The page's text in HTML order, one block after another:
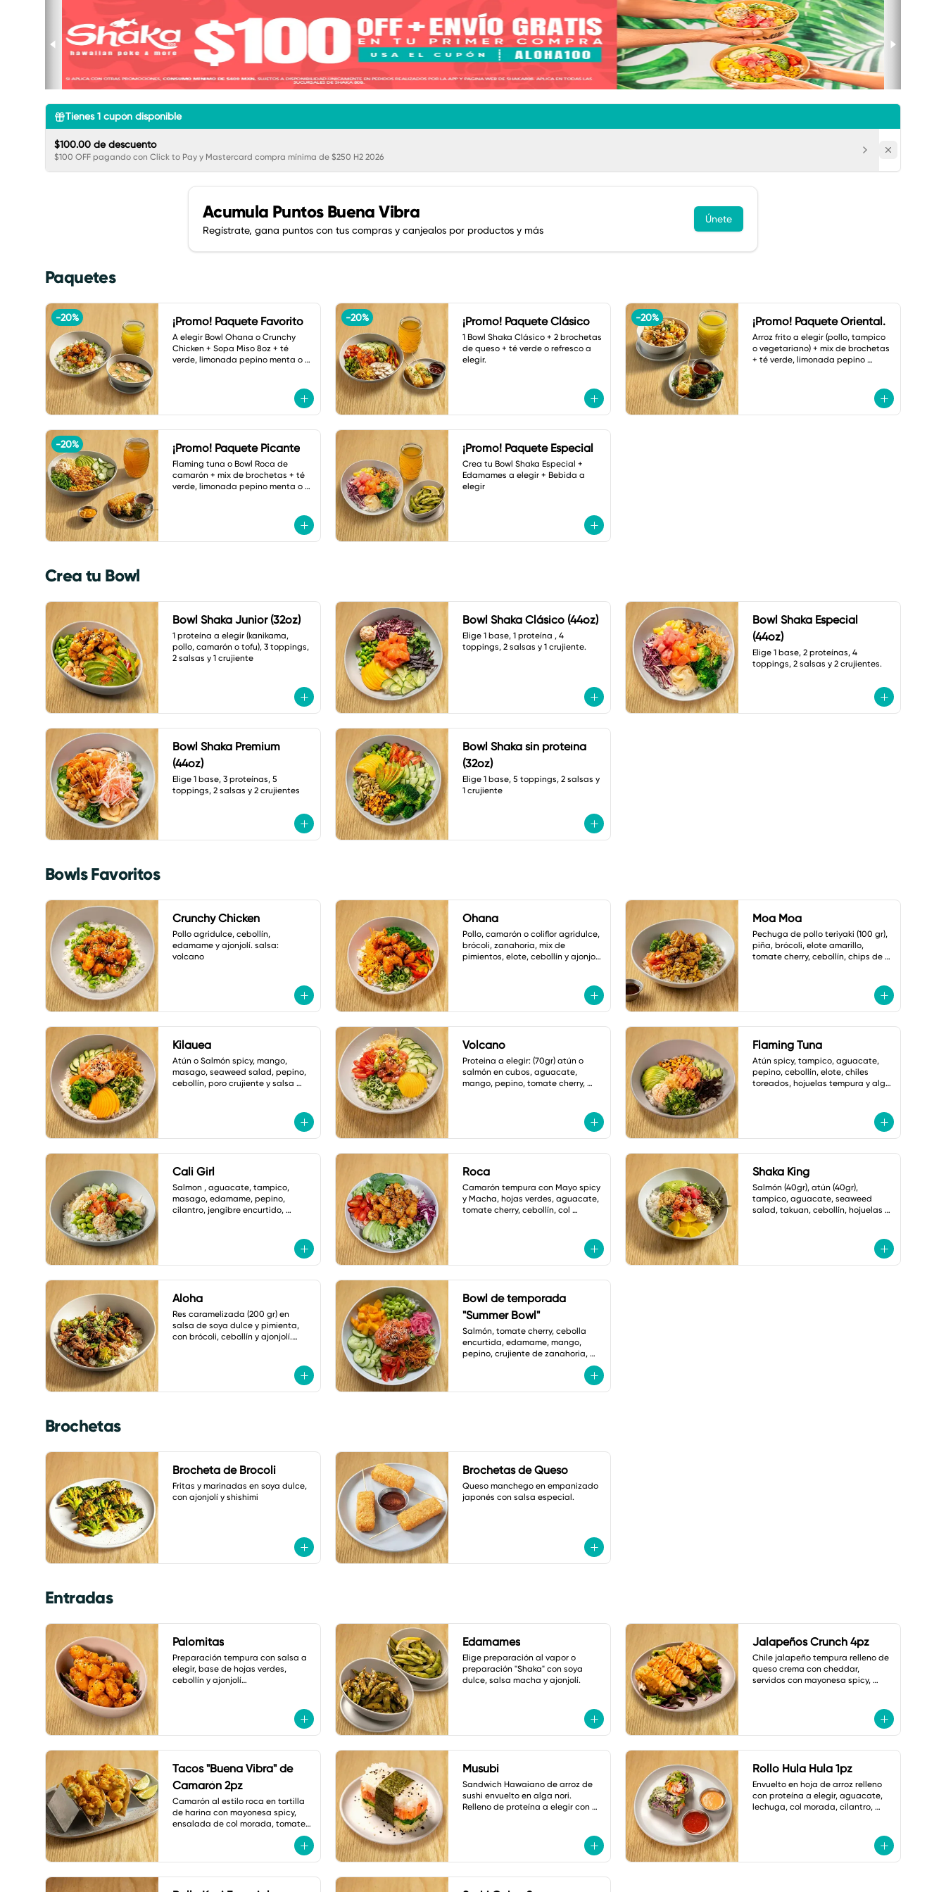
Tienes1 cupón disponible
$100.00 de descuento
$100 OFF pagando con Click to Pay y Mastercard compra mínima de $250 H2 2026
Acumula Puntos Buena Vibra
Regístrate, gana puntos con tus compras y canjealos por productos y más
Únete
Paquetes
-20% ¡Promo! Paquete Favorito
A elegir Bowl Ohana o Crunchy
Chicken + Sopa Miso 8oz + té
verde, limonada pepino menta o
-20% ¡Promo! Paquete Clásico
1 Bowl Shaka Clásico + 2 brochetas
de queso + té verde o refresco a
elegir.
-20% ¡Promo! Paquete Oriental.
Arroz frito a elegir (pollo, tampico
o vegetariano) + mix de brochetas
+ té verde, limonada pepino
-20% ¡Promo! Paquete Picante
Flaming tuna o Bowl Roca de
camarón + mix de brochetas + té
verde, limonada pepino menta o
¡Promo! Paquete Especial
Crea tu Bowl Shaka Especial +
Edamames a elegir + Bebida a
elegir
Crea tu Bowl
Bowl Shaka Junior (32oz)
1 proteína a elegir (kanikama,
pollo, camarón o tofu), 3 toppings,
2 salsas y 1 crujiente
Bowl Shaka Clásico (44oz)
Elige 1 base, 1 proteína , 4
toppings, 2 salsas y 1 crujiente.
Bowl Shaka Especial
(44oz)
Elige 1 base, 2 proteínas, 4
toppings, 2 salsas y 2 crujientes.
Bowl Shaka Premium
(44oz)
Elige 1 base, 3 proteínas, 5
toppings, 2 salsas y 2 crujientes
Bowl Shaka sin proteína
(32oz)
Elige 1 base, 5 toppings, 2 salsas y
1 crujiente
Bowls Favoritos
Crunchy Chicken
Pollo agridulce, cebollín,
edamame y ajonjolí. salsa:
volcano
Ohana
Pollo, camarón o coliflor agridulce,
brócoli, zanahoria, mix de
pimientos, elote, cebollín y ajonjolí.
Moa Moa
Pechuga de pollo teriyaki (100 gr),
piña, brócoli, elote amarillo,
tomate cherry, cebollín, chips de
Kilauea
Atún o Salmón spicy, mango,
masago, seaweed salad, pepino,
cebollín, poro crujiente y salsa
Volcano
Proteina a elegir: (70gr) atún o
salmón en cubos, aguacate,
mango, pepino, tomate cherry,
Flaming Tuna
Atún spicy, tampico, aguacate,
pepino, cebollín, elote, chiles
toreados, hojuelas tempura y alga
Cali Girl
Salmon , aguacate, tampico,
masago, edamame, pepino,
cilantro, jengibre encurtido,
Roca
Camarón tempura con Mayo spicy
y Macha, hojas verdes, aguacate,
tomate cherry, cebollín, col
Shaka King
Salmón (40gr), atún (40gr),
tampico, aguacate, seaweed
salad, takuan, cebollín, hojuelas
Aloha
Res caramelizada (200 gr) en
salsa de soya dulce y pimienta,
con brócoli, cebollín y ajonjolí.
Bowl de temporada
"Summer Bowl"
Salmón, tomate cherry, cebolla
encurtida, edamame, mango,
pepino, crujiente de zanahoria,
ajonjolí y vinagreta de zanahoria
Brochetas
Brocheta de Brocoli
Fritas y marinadas en soya dulce,
con ajonjolí y shishimi
Brochetas de Queso
Queso manchego en empanizado
japonés con salsa especial.
Entradas
Palomitas
Preparación tempura con salsa a
elegir, base de hojas verdes,
cebollín y ajonjolí
Edamames
Elige preparación al vapor o
preparación "Shaka" con soya
dulce, salsa macha y ajonjolí.
Jalapeños Crunch 4pz
Chile jalapeño tempura relleno de
queso crema con cheddar,
servidos con mayonesa spicy,
Tacos "Buena Vibra" de
Camarón 2pz
Camarón al estilo roca en tortilla
de harina con mayonesa spicy,
ensalada de col morada, tomate
cherry, jalapeño tempura, cebollín
Musubi
Sandwich Hawaiano de arroz de
sushi envuelto en alga nori.
Relleno de proteína a elegir con
Rollo Hula Hula 1pz
Envuelto en hoja de arroz relleno
con proteína a elegir, aguacate,
lechuga, col morada, cilantro,